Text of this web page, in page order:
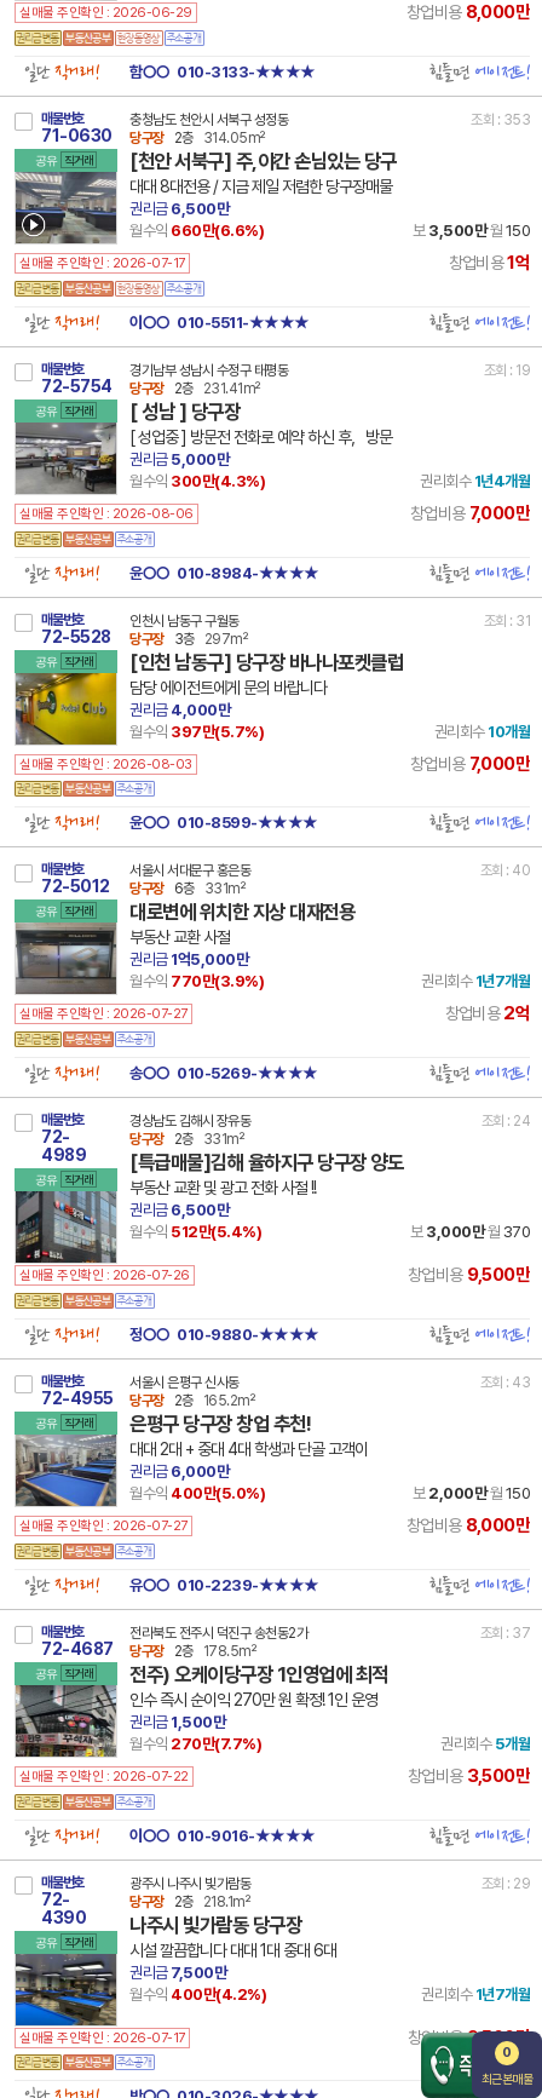
실매물 주인확인 : 2026-06-29 창업비용 8,000만
일단직거래! 함○○ 010-3133-★★★★ 힘들면에이전트!
매물번호
71-0630
공유 직거래
충청남도 천안시 서북구 성정동
조회 : 353
당구장
2층 314.05m²
[천안 서북구] 주,야간 손님있는 당구
대대 8대전용 / 지금 제일 저렴한 당구장매물
권리금6,500만
월수익 660만(6.6%) 보3,500만 월 150
실매물 주인확인 : 2026-07-17 창업비용1억
일단직거래! 이○○ 010-5511-★★★★ 힘들면에이전트!
매물번호
72-5754
공유 직거래
경기남부 성남시 수정구 태평동
조회 : 19
당구장
2층 231.41m²
[ 성남 ] 당구장
[ 성업중 ] 방문전 전화로 예약 하신 후，방문
권리금5,000만
월수익 300만(4.3%) 권리회수 1년4개월
실매물 주인확인 : 2026-08-06 창업비용 7,000만
일단직거래! 윤○○ 010-8984-★★★★ 힘들면에이전트!
매물번호
72-5528
공유 직거래
인천시 남동구 구월동
조회 : 31
당구장
3층 297m²
[인천 남동구] 당구장 바나나포켓클럽
담당 에이전트에게 문의 바랍니다
권리금4,000만
월수익 397만(5.7%) 권리회수 10개월
실매물 주인확인 : 2026-08-03 창업비용 7,000만
일단직거래! 윤○○ 010-8599-★★★★ 힘들면에이전트!
매물번호
72-5012
공유 직거래
서울시 서대문구 홍은동
조회 : 40
당구장
6층 331m²
대로변에 위치한 지상 대재전용
부동산 교환 사절
권리금1억5,000만
월수익 770만(3.9%) 권리회수 1년7개월
실매물 주인확인 : 2026-07-27 창업비용2억
일단직거래! 송○○ 010-5269-★★★★ 힘들면에이전트!
매물번호
72-
4989
공유 직거래
경상남도 김해시 장유동
조회 : 24
당구장
2층 331m²
[특급매물]김해 율하지구 당구장 양도
부동산 교환 및 광고 전화 사절 !!
권리금6,500만
월수익 512만(5.4%) 보3,000만 월 370
실매물 주인확인 : 2026-07-26 창업비용 9,500만
일단직거래! 정○○ 010-9880-★★★★ 힘들면에이전트!
매물번호
72-4955
공유 직거래
서울시 은평구 신사동
조회 : 43
당구장
2층 165.2m²
은평구 당구장 창업 추천!
대대 2대 + 중대 4대 학생과 단골 고객이
권리금6,000만
월수익 400만(5.0%) 보 2,000만 월 150
실매물 주인확인 : 2026-07-27 창업비용 8,000만
일단직거래! 유○○ 010-2239-★★★★ 힘들면에이전트!
매물번호
72-4687
공유 직거래
전라북도 전주시 덕진구 송천동2가
조회 : 37
당구장
2층 178.5m²
전주) 오케이당구장 1인영업에 최적
인수 즉시 순이익 270만 원 확정! 1인 운영
권리금1,500만
월수익 270만(7.7%) 권리회수 5개월
실매물 주인확인 : 2026-07-22 창업비용 3,500만
일단직거래! 이○○ 010-9016-★★★★ 힘들면에이전트!
매물번호
72-
4390
공유 직거래
광주시 나주시 빛가람동
조회 : 29
당구장
2층 218.1m²
나주시 빛가람동 당구장
시설 깔끔합니다 대대 1대 중대 6대
권리금7,500만
월수익 400만(4.2%) 권리회수 1년7개월
실매물 주인확인 : 2026-07-17 창업비용9,500만
0
최근본매물